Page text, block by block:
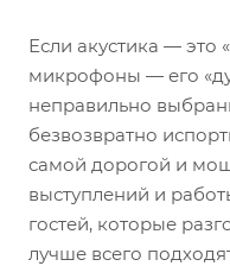
Если акустика — это
микрофоны — его
неправильно
безвозвратно
самой дорогой и
выступлений и
гостей, которые
лучше всего